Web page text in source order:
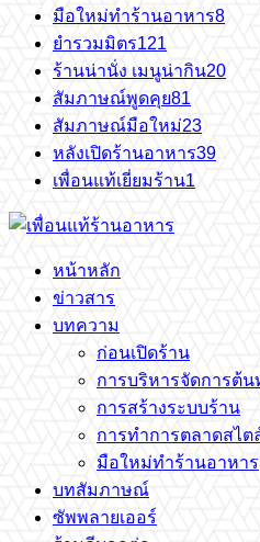
มือใหม่ทำร้านอาหาร8
ยำรวมมิตร121
ร้านน่านั่ง เมนูน่ากิน20
สัมภาษณ์พูดคุย81
สัมภาษณ์มือใหม่23
หลังเปิดร้านอาหาร39
เพื่อนแท้เยี่ยมร้าน1
หน้าหลัก
ข่าวสาร
บทความ
ก่อนเปิดร้าน
การบริหารจัดการต้
การสร้างระบบร้าน
การทำการตลาดสไต
มือใหม่ทำร้านอาหาร
บทสัมภาษณ์
ซัพพลายเออร์